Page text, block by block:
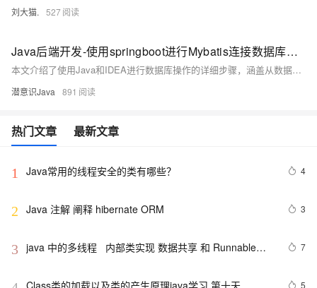
刘大猫. 527
Java后端开发-使用springboot进行Mybatis连接数据库步骤
本文介绍了使用Java和IDEA进行数据库操作的详细步骤，涵盖从数据库准备到测试类编写及运行的全过程。主要内容包括： 1. **数据库准备**：创建数据库和表。 2. **查询数据库**：验证数据库是否可用。 3. **IDEA代码配置**：构建实体类并配置数据库连接。 4. **测试类编写**：编写并运行测试类以确保一切正常。
潜意识Java 891
热门文章 最新文章
1 Java常用的线程安全的类有哪些？ 4
2 Java 注解 阐释 hibernate ORM 3
3 java 中的多线程   内部类实现 数据共享 和 Runnable实
7
Class类的加载以及类的产生原理java学习 第十天 5